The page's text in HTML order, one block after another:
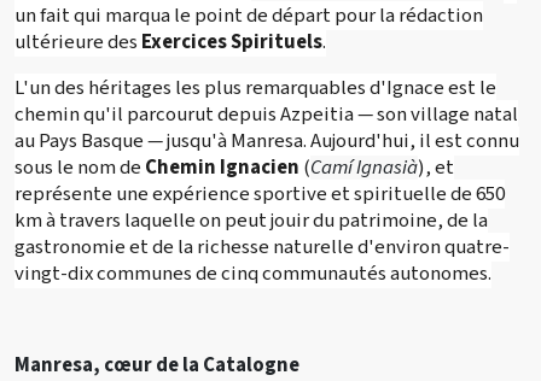
un fait qui marqua le point de départ pour la rédaction
ultérieure des Exercices Spirituels.
L'un des héritages les plus remarquables d'Ignace est le
chemin qu'il parcourut depuis Azpeitia — son village natal
au Pays Basque — jusqu'à Manresa. Aujourd'hui, il est connu
sous le nom de Chemin Ignacien (Camí Ignasià), et
représente une expérience sportive et spirituelle de 650
km à travers laquelle on peut jouir du patrimoine, de la
gastronomie et de la richesse naturelle d'environ quatre-
vingt-dix communes de cinq communautés autonomes.
Manresa, cœur de la Catalogne